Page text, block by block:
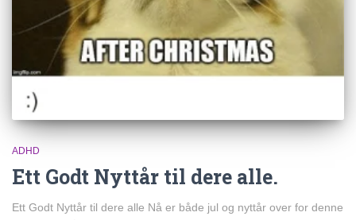
ADHD
Ett Godt Nyttår til dere alle.
Ett Godt Nyttår til dere alle Nå er både jul og nyttår over for denne